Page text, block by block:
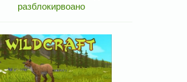
разблокирвоано